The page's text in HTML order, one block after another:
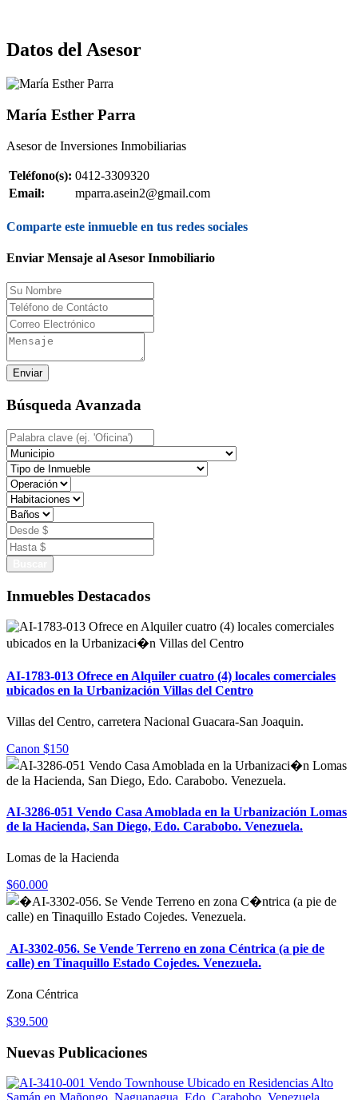
Datos del Asesor
María Esther Parra
Asesor de Inversiones Inmobiliarias
Teléfono(s): 0412-3309320
Email:
mparra.asein2@gmail.com
Comparte este inmueble en tus redes sociales
Enviar Mensaje al Asesor Inmobiliario
Enviar
Búsqueda Avanzada
Inmuebles Destacados
AI-1783-013 Ofrece en Alquiler cuatro (4) locales comerciales
ubicados en la Urbanización Villas del Centro
Villas del Centro, carretera Nacional Guacara-San Joaquin.
Canon $150
AI-3286-051 Vendo Casa Amoblada en la Urbanización Lomas
de la Hacienda, San Diego, Edo. Carabobo. Venezuela.
Lomas de la Hacienda
$60.000
AI-3302-056. Se Vende Terreno en zona Céntrica (a pie de
calle) en Tinaquillo Estado Cojedes. Venezuela.
Zona Céntrica
$39.500
Nuevas Publicaciones